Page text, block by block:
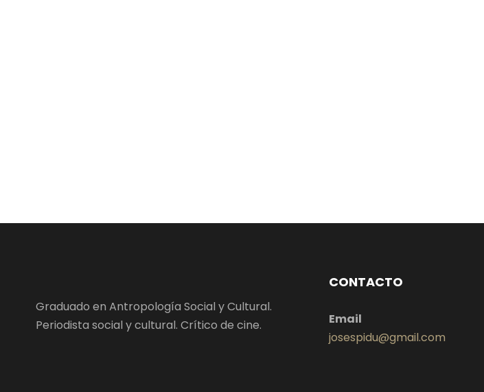
Graduado en Antropología Social y Cultural.
Periodista social y cultural. Crítico de cine.
CONTACTO
Email
josespidu@gmail.com